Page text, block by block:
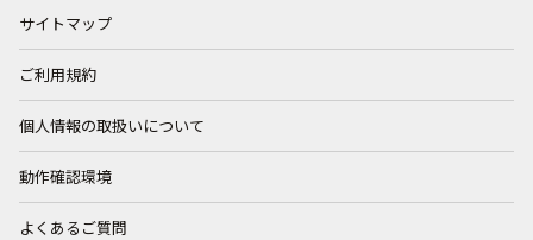
サイトマップ
ご利用規約
個人情報の取扱いについて
動作確認環境
よくあるご質問